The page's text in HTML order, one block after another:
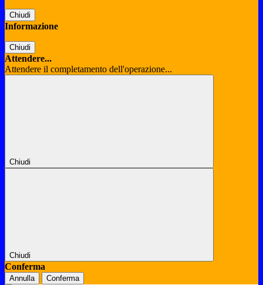
Chiudi
Informazione
Chiudi
Attendere...
Attendere il completamento dell'operazione...
Chiudi
Chiudi
Conferma
Annulla Conferma